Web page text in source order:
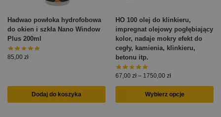
Hadwao powłoka hydrofobowa
do okien i szkła Nano Window
Plus 200ml
85,00 zł
Dodaj do koszyka
HO 100 olej do klinkieru,
impregnat olejowy pogłębiający
kolor, nadaje mokry efekt do
cegły, kamienia, klinkieru,
betonu itp.
67,00 zł – 1750,00 zł
Wybierz opcje